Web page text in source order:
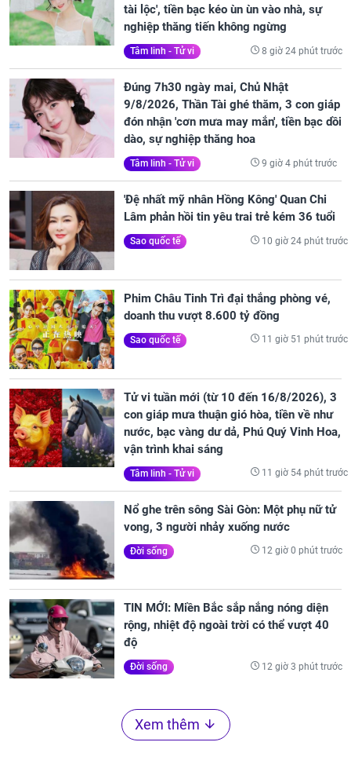
tài lộc', tiền bạc kéo ùn ùn vào nhà, sự
nghiệp thăng tiến không ngừng
Tâm linh - Tử vi 8 giờ 24 phút trước
Đúng 7h30 ngày mai, Chủ Nhật
9/8/2026, Thần Tài ghé thăm, 3 con giáp
đón nhận 'cơn mưa may mắn', tiền bạc dồi
dào, sự nghiệp thăng hoa
Tâm linh - Tử vi 9 giờ 4 phút trước
'Đệ nhất mỹ nhân Hồng Kông' Quan Chi
Lâm phản hồi tin yêu trai trẻ kém 36 tuổi
Sao quốc tế 10 giờ 24 phút trước
Phim Châu Tinh Trì đại thắng phòng vé,
doanh thu vượt 8.600 tỷ đồng
Sao quốc tế 11 giờ 51 phút trước
Tử vi tuần mới (từ 10 đến 16/8/2026), 3
con giáp mưa thuận gió hòa, tiền về như
nước, bạc vàng dư dả, Phú Quý Vinh Hoa,
vận trình khai sáng
Tâm linh - Tử vi 11 giờ 54 phút trước
Nổ ghe trên sông Sài Gòn: Một phụ nữ tử
vong, 3 người nhảy xuống nước
Đời sống 12 giờ 0 phút trước
TIN MỚI: Miền Bắc sắp nắng nóng diện
rộng, nhiệt độ ngoài trời có thể vượt 40
độ
Đời sống 12 giờ 3 phút trước
Xem thêm